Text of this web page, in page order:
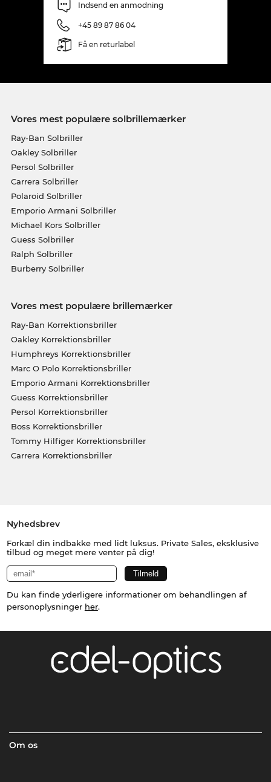
Indsend en anmodning
+45 89 87 86 04
Få en returlabel
Vores mest populære solbrillemærker
Ray-Ban Solbriller
Oakley Solbriller
Persol Solbriller
Carrera Solbriller
Polaroid Solbriller
Emporio Armani Solbriller
Michael Kors Solbriller
Guess Solbriller
Ralph Solbriller
Burberry Solbriller
Vores mest populære brillemærker
Ray-Ban Korrektionsbriller
Oakley Korrektionsbriller
Humphreys Korrektionsbriller
Marc O Polo Korrektionsbriller
Emporio Armani Korrektionsbriller
Guess Korrektionsbriller
Persol Korrektionsbriller
Boss Korrektionsbriller
Tommy Hilfiger Korrektionsbriller
Carrera Korrektionsbriller
Nyhedsbrev
Forkæl din indbakke med lidt luksus. Private Sales, eksklusive
tilbud og meget mere venter på dig!
Du kan finde yderligere informationer om behandlingen af
personoplysninger her.
Om os